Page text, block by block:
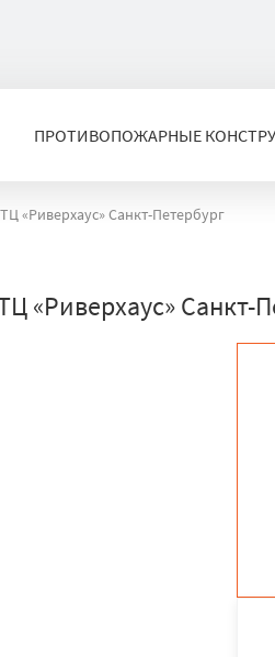
ПРОТИВОПОЖАРНЫЕ
ТЦ «Риверхаус» Санкт-Петербург
«Риверхаус» Санкт-